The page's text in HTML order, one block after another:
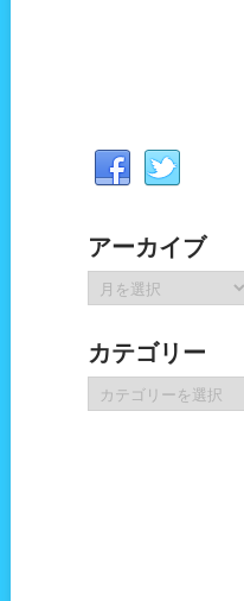
アーカイブ
ー
イ
ブ
カテゴリー
テ